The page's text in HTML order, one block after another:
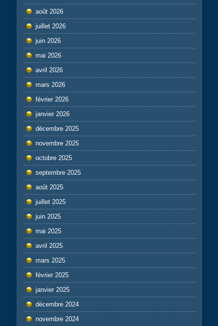
août 2026
juillet 2026
juin 2026
mai 2026
avril 2026
mars 2026
février 2026
janvier 2026
décembre 2025
novembre 2025
octobre 2025
septembre 2025
août 2025
juillet 2025
juin 2025
mai 2025
avril 2025
mars 2025
février 2025
janvier 2025
décembre 2024
novembre 2024